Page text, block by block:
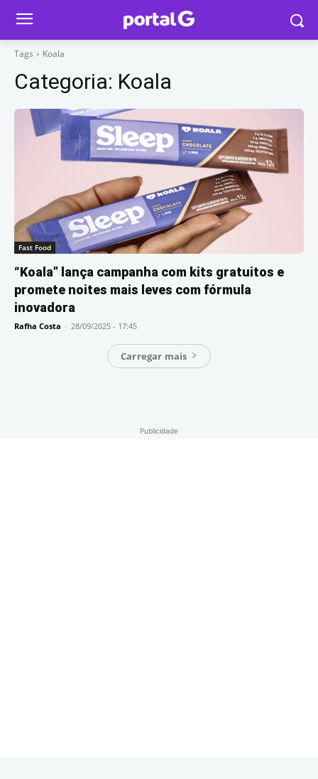
Tags Koala
Categoria: Koala
Fast Food
“Koala” lança campanha com kits gratuitos e
promete noites mais leves com fórmula
inovadora
Rafha Costa - 28/09/2025 - 17:45
Carregar mais
Publicidade